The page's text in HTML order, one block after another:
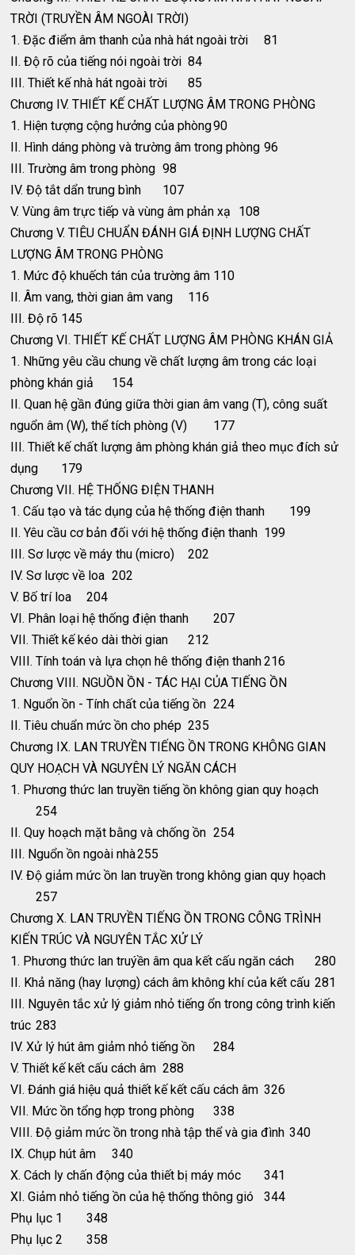
TRỜI (TRUYỀN ÂM NGOÀI TRỜI)
1. Đặc điểm âm thanh của nhà hát ngoài trời
81
II. Độ rõ của tiếng nói ngoài trời 84
III. Thiết kế nhà hát ngoài trời
85
Chương IV. THIẾT KẾ CHẤT LƯỢNG ÂM TRONG PHÒNG
1. Hiện tượng cộng hưởng của phòng90
II. Hình dáng phòng và trường âm trong phòng 96
III. Trường âm trong phòng 98
IV. Độ tắt dẩn trung bình
107
V. Vùng âm trực tiếp và vùng âm phản xạ
108
Chương V. TIÊU CHUẨN ĐÁNH GIÁ ĐỊNH LƯỢNG CHẤT
LƯỢNG ÂM TRONG PHÒNG
1. Mức độ khuếch tán của trường âm 110
II. Âm vang, thời gian âm vang
116
III. Độ rõ 145
Chương VI. THIẾT KẾ CHẤT LƯỢNG ÂM PHÒNG KHÁN GIẢ
1. Những yêu cầu chung về chất lượng âm trong các loại
phòng khán giả
154
II. Quan hệ gần đúng giữa thời gian âm vang (T), công suất
nguổn âm (W), thể tích phòng (V)
177
III. Thiết kế chất lượng âm phòng khán giả theo mục đích sử
dụng
179
Chương VII. HỆ THỐNG ĐIỆN THANH
1. Cấu tạo và tác dụng của hệ thống điện thanh
199
II. Yêu cầu cơ bản đối với hệ thống điện thanh 199
III. Sơ lược về máy thu (micro)
202
IV. Sơ lược về loa 202
V. Bố trí loa
204
VI. Phân loại hệ thống điện thanh
207
VII. Thiết kế kéo dài thời gian
212
VIII. Tính toán và lựa chọn hê thống điện thanh216
Chương VIII. NGUỒN ỒN - TÁC HẠI CỦA TIẾNG ỒN
1. Nguổn ồn - Tính chất của tiếng ồn 224
II. Tiêu chuẩn mức ồn cho phép 235
Chương IX. LAN TRUYỀN TIẾNG ỒN TRONG KHÔNG GIAN
QUY HOẠCH VÀ NGUYÊN LÝ NGĂN CÁCH
1. Phương thức lan truyền tiếng ồn không gian quy hoạch
254
II. Quy hoạch mặt bằng và chống ồn 254
III. Nguổn ồn ngoài nhà255
IV. Độ giảm mức ồn lan truyền trong không gian quy họach
257
Chương X. LAN TRUYỀN TIẾNG ỒN TRONG CÔNG TRÌNH
KIẾN TRÚC VÀ NGUYÊN TẮC XỬ LÝ
1. Phương thức lan truýền âm qua kết cấu ngăn cách
280
II. Khả năng (hay lượng) cách âm không khí của kết cấu 281
III. Nguyên tắc xử lý giảm nhỏ tiếng ổn trong công trình kiến
trúc 283
IV. Xử lý hút âm giảm nhỏ tiếng ồn
284
V. Thiết kế kết cấu cách âm 288
VI. Đánh giá hiệu quả thiết kế kết cấu cách âm 326
VII. Mức ồn tổng hợp trong phòng
338
VIII. Độ giảm mức ồn trong nhà tập thể và gia đình 340
IX. Chụp hút âm
340
X. Cách ly chấn động của thiết bị máy móc
341
XI. Giảm nhỏ tiếng ồn của hệ thống thông gió
344
Phụ lục 1
348
Phụ lục 2
358